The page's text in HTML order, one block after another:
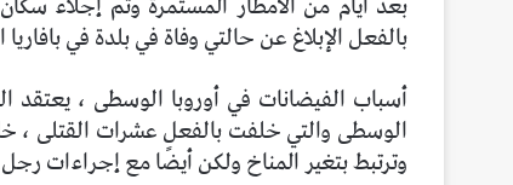
بالفعل الإبلاغ عن حالتي وفاة في بلدة في بافاريا
أسباب الفيضانات في أوروبا الوسطى ، يعتقد
وترتبط بتغير المناخ ولكن أيضًا مع إجراءات